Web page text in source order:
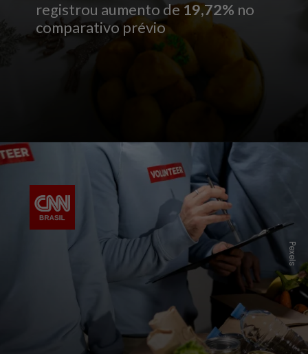
registrou aumento de19,72% no
comparativo prévio
P
e
x
e
l
s